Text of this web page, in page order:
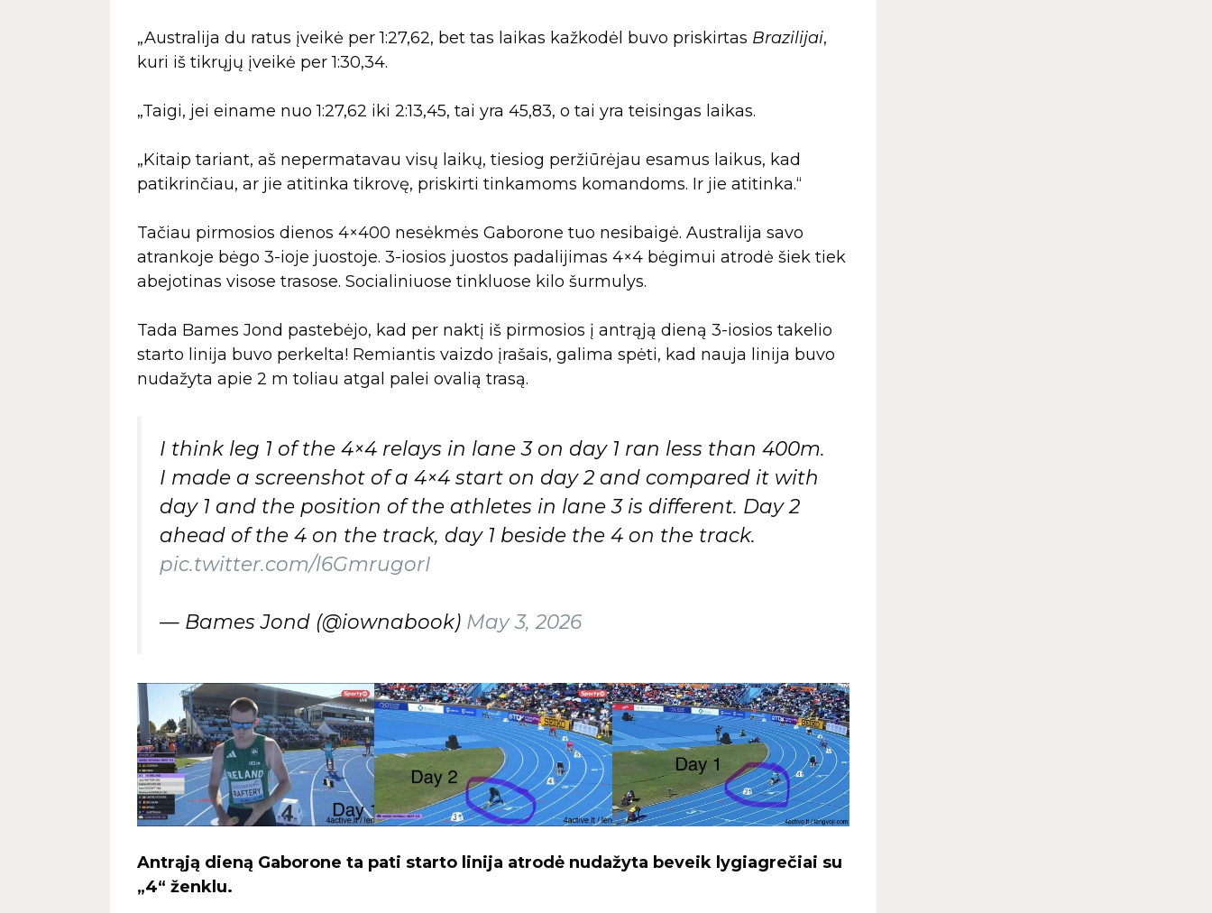
„Australija du ratus įveikė per 1:27,62, bet tas laikas kažkodėl buvo priskirtas Brazilijai,
kuri iš tikrųjų įveikė per 1:30,34.
„Taigi, jei einame nuo 1:27,62 iki 2:13,45, tai yra 45,83, o tai yra teisingas laikas.
„Kitaip tariant, aš nepermatavau visų laikų, tiesiog peržiūrėjau esamus laikus, kad
patikrinčiau, ar jie atitinka tikrovę, priskirti tinkamoms komandoms. Ir jie atitinka.“
Tačiau pirmosios dienos 4×400 nesėkmės Gaborone tuo nesibaigė. Australija savo
atrankoje bėgo 3-ioje juostoje. 3-iosios juostos padalijimas 4×4 bėgimui atrodė šiek tiek
abejotinas visose trasose. Socialiniuose tinkluose kilo šurmulys.
Tada Bames Jond pastebėjo, kad per naktį iš pirmosios į antrąją dieną 3-iosios takelio
starto linija buvo perkelta! Remiantis vaizdo įrašais, galima spėti, kad nauja linija buvo
nudažyta apie 2 m toliau atgal palei ovalią trasą.
I think leg 1 of the 4×4 relays in lane 3 on day 1 ran less than 400m.
I made a screenshot of a 4×4 start on day 2 and compared it with
day 1 and the position of the athletes in lane 3 is different. Day 2
ahead of the 4 on the track, day 1 beside the 4 on the track.
pic.twitter.com/l6GmrugorI
— Bames Jond (@iownabook) May 3, 2026
Antrąją dieną Gaborone ta pati starto linija atrodė nudažyta beveik lygiagrečiai su
„4“ ženklu.